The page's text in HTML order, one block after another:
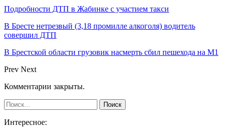
Подробности ДТП в Жабинке с участием такси
В Бресте нетрезвый (3,18 промилле алкоголя) водитель
совершил ДТП
В Брестской области грузовик насмерть сбил пешехода на М1
Prev Next
Комментарии закрыты.
Интересное: